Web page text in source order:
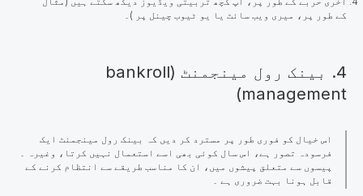
کے طور پر، میری ویب سائٹ یا یو ٹیوب چینل پر )۔
4. بینک رول مینجمنٹ (bankroll
management)
اس خیال کو فوری طور پر مسترد کر دیں کہ بینک رول مینجمنٹ ایک
فرسودہ تصور ہے، اس سال کوئی بھی اسے استعمال نہیں کرتا، وغیرہ ۔
پیسوں سے متعلق پیشوں میں، ان کا مناسب طریقے سے انتظام کرنے کے
قابل ہونا بہت ضروری ہے ۔